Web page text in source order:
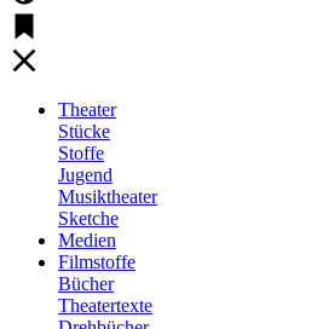
Theater
Stücke
Stoffe
Jugend
Musiktheater
Sketche
Medien
Filmstoffe
Bücher
Theatertexte